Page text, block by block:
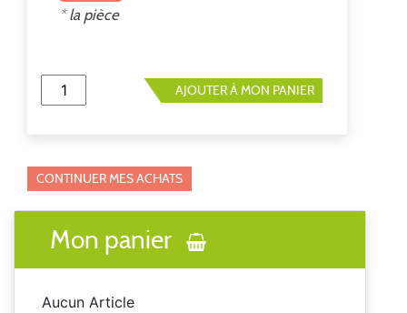
* la pièce
AJOUTER À MON PANIER
CONTINUER MES ACHATS
Mon panier
Aucun Article